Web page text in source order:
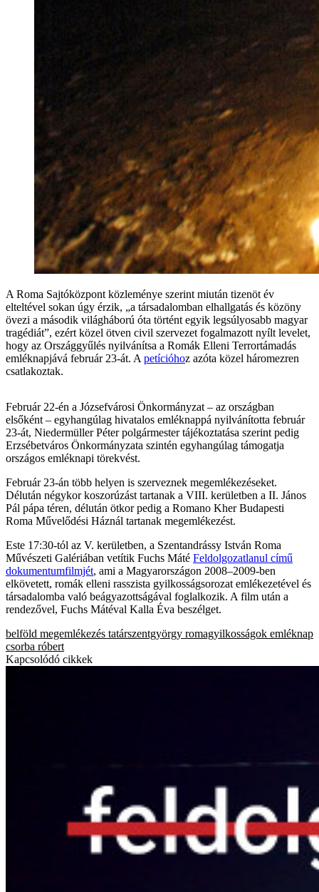
A Roma Sajtóközpont közleménye szerint miután tizenöt év
elteltével sokan úgy érzik, „a társadalomban elhallgatás és közöny
övezi a második világháború óta történt egyik legsúlyosabb magyar
tragédiát”, ezért közel ötven civil szervezet fogalmazott nyílt levelet,
hogy az Országgyűlés nyilvánítsa a Romák Elleni Terrortámadás
emléknapjává február 23-át. A petícióhoz azóta közel háromezren
csatlakoztak.
Február 22-én a Józsefvárosi Önkormányzat – az országban
elsőként – egyhangúlag hivatalos emléknappá nyilvánította február
23-át, Niedermüller Péter polgármester tájékoztatása szerint pedig
Erzsébetváros Önkormányzata szintén egyhangúlag támogatja
országos emléknapi törekvést.
Február 23-án több helyen is szerveznek megemlékezéseket.
Délután négykor koszorúzást tartanak a VIII. kerületben a II. János
Pál pápa téren, délután ötkor pedig a Romano Kher Budapesti
Roma Művelődési Háznál tartanak megemlékezést.
Este 17:30-tól az V. kerületben, a Szentandrássy István Roma
Művészeti Galériában vetítik Fuchs Máté Feldolgozatlanul című
dokumentumfilmjét, ami a Magyarországon 2008–2009-ben
elkövetett, romák elleni rasszista gyilkosságsorozat emlékezetével és
társadalomba való beágyazottságával foglalkozik. A film után a
rendezővel, Fuchs Mátéval Kalla Éva beszélget.
belföld megemlékezés tatárszentgyörgy romagyilkosságok emléknap
csorba róbert
Kapcsolódó cikkek